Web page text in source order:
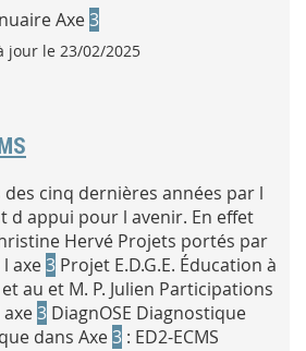
Axe3
jour le 23/02/2025
cinq dernières années par l
d appui pour l avenir. En effet
Hervé Projets portés par
axe3 Projet E.D.G.E. Éducation à
au et M. P. Julien Participations
3 DiagnOSE Diagnostique
dans Axe3 : ED2-ECMS